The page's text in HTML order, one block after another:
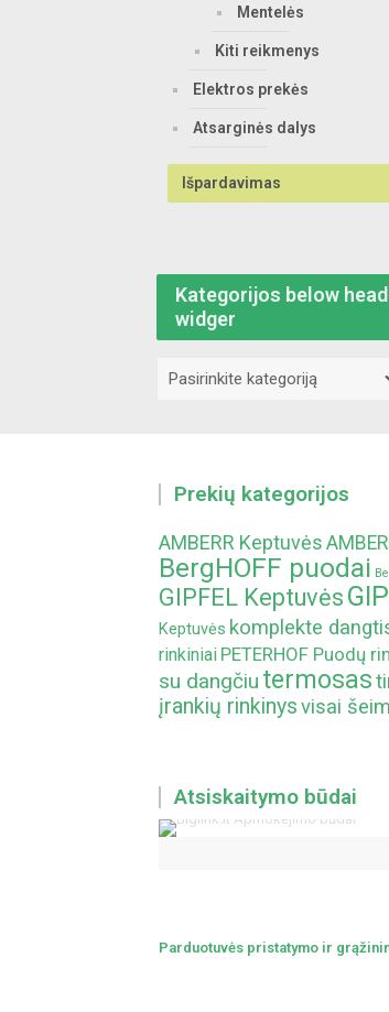
Mentelės
Kiti reikmenys
Elektros prekės
Atsarginės dalys
Išpardavimas
Kategorijos below
widger
Prekių kategorijos
AMBERR Keptuvės
BergHOFF puodai
GIPFEL Keptuvės
Keptuvės komplekte
rinkiniai PETERHOF Puodų
su dangčiu termosas
įrankių rinkinysvisai
Atsiskaitymo būdai
Parduotuvės pristatymo ir